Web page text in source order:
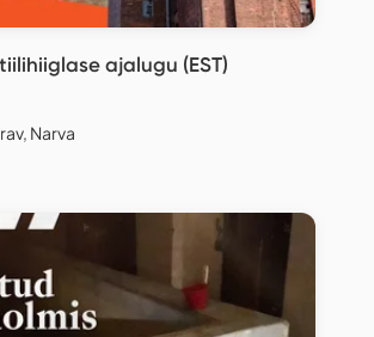
ajalugu (EST)
Narva